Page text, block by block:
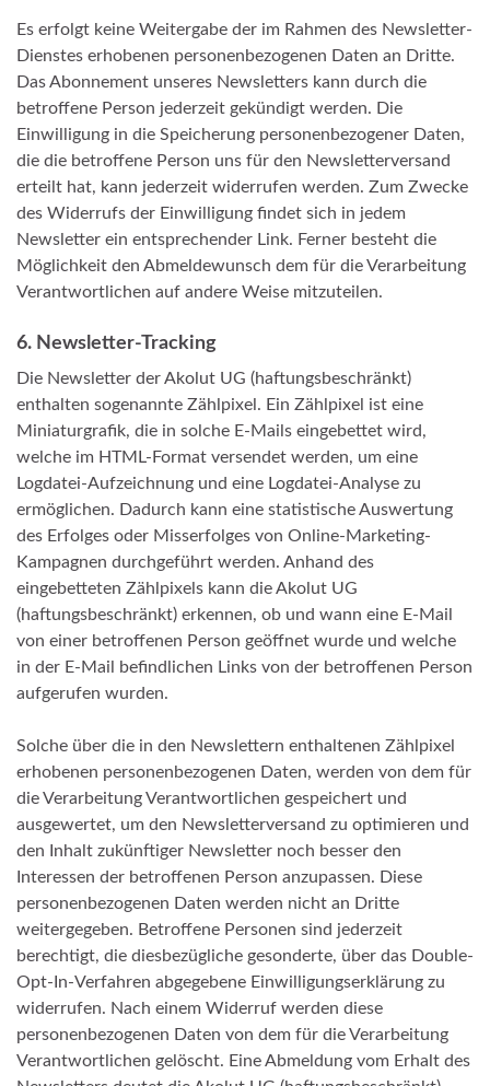
Es erfolgt keine Weitergabe der im Rahmen des Newsletter-
Dienstes erhobenen personenbezogenen Daten an Dritte.
Das Abonnement unseres Newsletters kann durch die
betroffene Person jederzeit gekündigt werden. Die
Einwilligung in die Speicherung personenbezogener Daten,
die die betroffene Person uns für den Newsletterversand
erteilt hat, kann jederzeit widerrufen werden. Zum Zwecke
des Widerrufs der Einwilligung findet sich in jedem
Newsletter ein entsprechender Link. Ferner besteht die
Möglichkeit den Abmeldewunsch dem für die Verarbeitung
Verantwortlichen auf andere Weise mitzuteilen.
6. Newsletter-Tracking
Die Newsletter der Akolut UG (haftungsbeschränkt)
enthalten sogenannte Zählpixel. Ein Zählpixel ist eine
Miniaturgrafik, die in solche E-Mails eingebettet wird,
welche im HTML-Format versendet werden, um eine
Logdatei-Aufzeichnung und eine Logdatei-Analyse zu
ermöglichen. Dadurch kann eine statistische Auswertung
des Erfolges oder Misserfolges von Online-Marketing-
Kampagnen durchgeführt werden. Anhand des
eingebetteten Zählpixels kann die Akolut UG
(haftungsbeschränkt) erkennen, ob und wann eine E-Mail
von einer betroffenen Person geöffnet wurde und welche
in der E-Mail befindlichen Links von der betroffenen Person
aufgerufen wurden.
Solche über die in den Newslettern enthaltenen Zählpixel
erhobenen personenbezogenen Daten, werden von dem für
die Verarbeitung Verantwortlichen gespeichert und
ausgewertet, um den Newsletterversand zu optimieren und
den Inhalt zukünftiger Newsletter noch besser den
Interessen der betroffenen Person anzupassen. Diese
personenbezogenen Daten werden nicht an Dritte
weitergegeben. Betroffene Personen sind jederzeit
berechtigt, die diesbezügliche gesonderte, über das Double-
Opt-In-Verfahren abgegebene Einwilligungserklärung zu
widerrufen. Nach einem Widerruf werden diese
personenbezogenen Daten von dem für die Verarbeitung
Verantwortlichen gelöscht. Eine Abmeldung vom Erhalt des